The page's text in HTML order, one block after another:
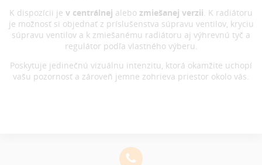
K dispozícii je v centrálnej alebo zmiešanej verzii. K radiátoru
je možnosť si objednať z príslušenstva súpravu ventilov, kryciu
súpravu ventilov a k zmiešanému radiátoru aj výhrevnú tyč a
regulátor podľa vlastného výberu.
Poskytuje jedinečnú vizuálnu intenzitu, ktorá okamžite uchopí
vašu pozornosť a zároveň jemne zohrieva priestor okolo vás.